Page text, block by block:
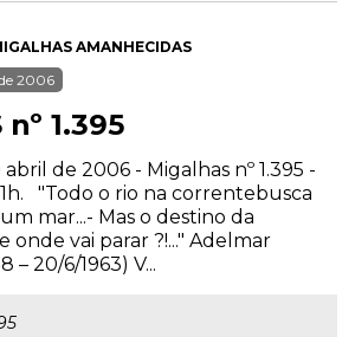
AMANHECIDAS
2006
1.395
de 2006 - Migalhas nº 1.395 -
"Todo o rio na correntebusca
mar...- Mas o destino da
onde vai parar ?!..." Adelmar
– 20/6/1963) V...